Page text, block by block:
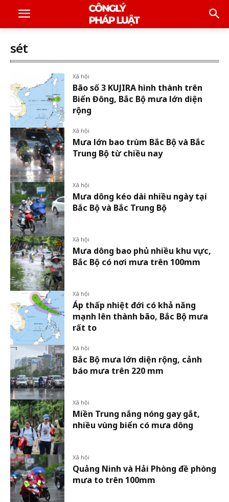
sét
Xã hội
Bão số 3 KUJIRA hình thành trên
Biển Đông, Bắc Bộ mưa lớn diện
rộng
Xã hội
Mưa lớn bao trùm Bắc Bộ và Bắc
Trung Bộ từ chiều nay
Xã hội
Mưa dông kéo dài nhiều ngày tại
Bắc Bộ và Bắc Trung Bộ
Xã hội
Mưa dông bao phủ nhiều khu vực,
Bắc Bộ có nơi mưa trên 100mm
Xã hội
Áp thấp nhiệt đới có khả năng
mạnh lên thành bão, Bắc Bộ mưa
rất to
Xã hội
Bắc Bộ mưa lớn diện rộng, cảnh
báo mưa trên 220 mm
Xã hội
Miền Trung nắng nóng gay gắt,
nhiều vùng biển có mưa dông
Xã hội
Quảng Ninh và Hải Phòng đề phòng
mưa to trên 100mm